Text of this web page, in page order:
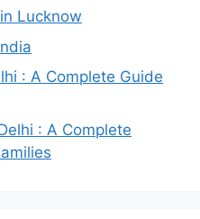
Lucknow
: A Complete Guide
: A Complete